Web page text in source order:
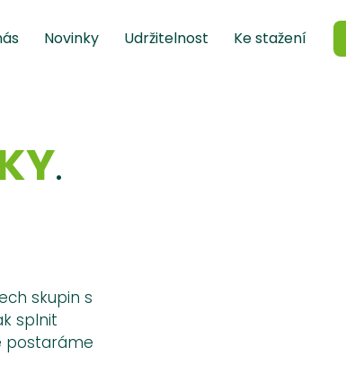
Novinky Udržitelnost Ke stažení
.
skupin s
splnit
postaráme